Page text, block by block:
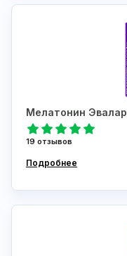
Мелатонин Эвалар
19 отзывов
Подробнее